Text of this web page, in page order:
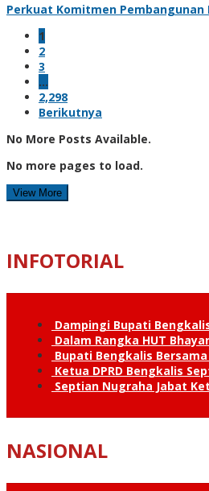
Perkuat Komitmen Pembangunan
1
2
3
…
2,298
Berikutnya
No More Posts Available.
No more pages to load.
View More
INFOTORIAL
Dampingi Bupati
Dalam Rangka HUT
Bupati Bengkalis
Ketua DPRD Bengkalis
Septian Nugraha Jabat
NASIONAL